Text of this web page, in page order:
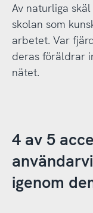
Av naturliga
skolan som
arbetet. Var
deras föräldrar
nätet.
4 av 5
igenom